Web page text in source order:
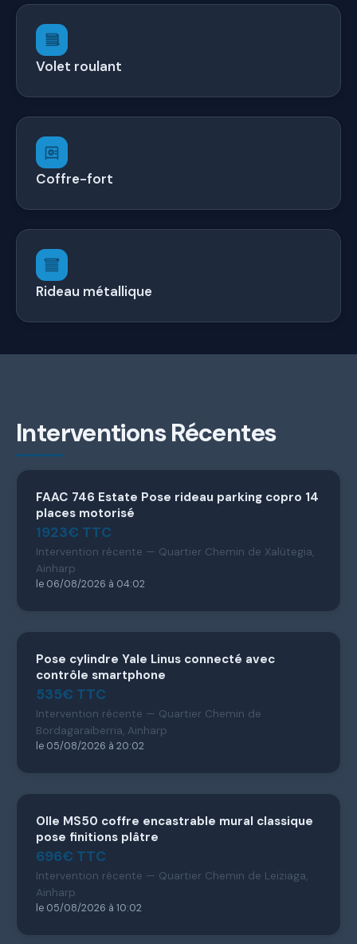
Volet roulant
Coffre-fort
Rideau métallique
Interventions Récentes
FAAC 746 Estate Pose rideau parking copro 14
places motorisé
1923€ TTC
Intervention récente — Quartier Chemin de Xalütegia,
Ainharp
le 06/08/2026 à 04:02
Pose cylindre Yale Linus connecté avec
contrôle smartphone
535€ TTC
Intervention récente — Quartier Chemin de
Bordagaraiberria, Ainharp
le 05/08/2026 à 20:02
Olle MS50 coffre encastrable mural classique
pose finitions plâtre
696€ TTC
Intervention récente — Quartier Chemin de Leiziaga,
Ainharp
le 05/08/2026 à 10:02